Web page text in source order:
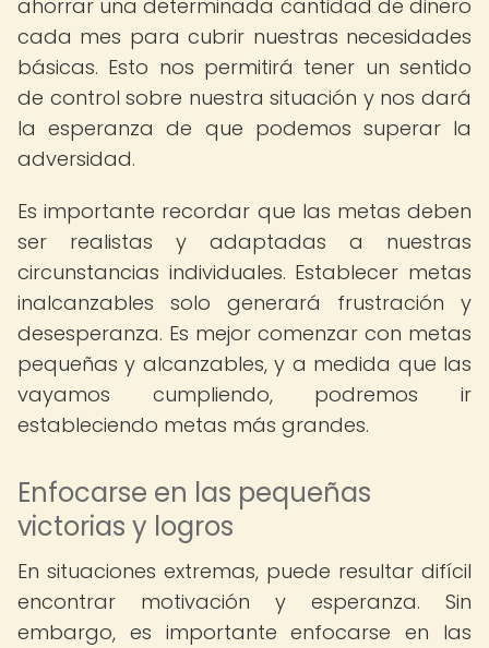
ahorrar una determinada cantidad de dinero
cada mes para cubrir nuestras necesidades
básicas. Esto nos permitirá tener un sentido
de control sobre nuestra situación y nos dará
la esperanza de que podemos superar la
adversidad.
Es importante recordar que las metas deben
ser realistas y adaptadas a nuestras
circunstancias individuales. Establecer metas
inalcanzables solo generará frustración y
desesperanza. Es mejor comenzar con metas
pequeñas y alcanzables, y a medida que las
vayamos cumpliendo, podremos ir
estableciendo metas más grandes.
Enfocarse en las pequeñas
victorias y logros
En situaciones extremas, puede resultar difícil
encontrar motivación y esperanza. Sin
embargo, es importante enfocarse en las